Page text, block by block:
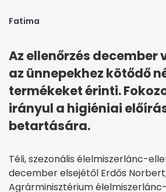
Fatima
Az ellenőrzés december
az ünnepekhez kötődő
termékeket érinti.
irányul a higiéniai
betartására.
Téli, szezonális élelmiszerlánc-
december elsejétől Erdős
Agrárminisztérium